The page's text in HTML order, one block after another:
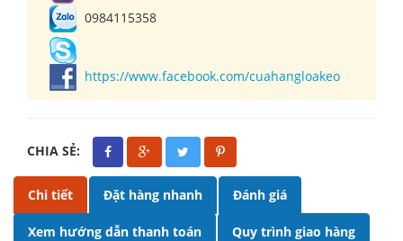
0984115358
https://www.facebook.com/cuahangloakeo
CHIA SẺ:
Chi tiết Đặt hàng nhanh Đánh giá
Xem hướng dẫn thanh toán Quy trình giao hàng